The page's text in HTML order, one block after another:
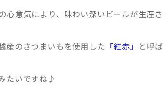
心意気により、味わい深いビールが生産さ
産のさつまいもを使用した 「紅赤」 と呼ば
たいですね♪